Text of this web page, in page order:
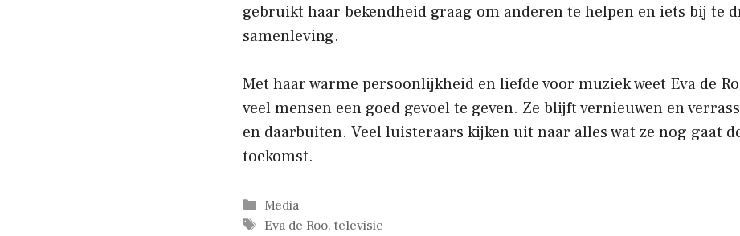
gebruikt haar bekendheid graag om anderen te helpen en iets bij te
samenleving.
Met haar warme persoonlijkheid en liefde voor muziek weet Eva de
veel mensen een goed gevoel te geven. Ze blijft vernieuwen en
en daarbuiten. Veel luisteraars kijken uit naar alles wat ze nog gaat
toekomst.
Categorieën
Media
Tags
Eva de Roo,televisie